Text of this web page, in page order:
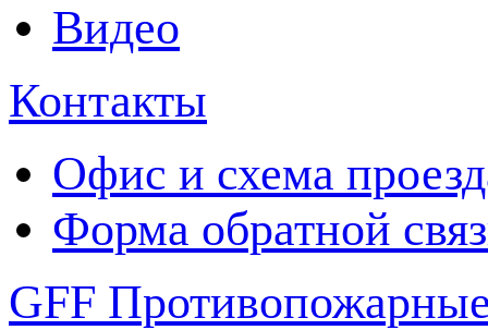
Видео
Контакты
Офис и схема
Форма обратной
GFF